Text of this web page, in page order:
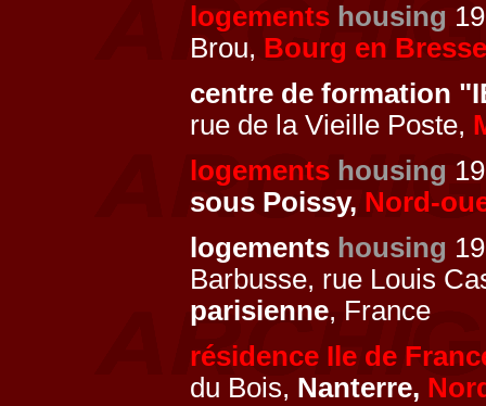
logements housing
Brou, Bourg en Bresse
centre de formation
rue de la Vieille Poste,
logements housing
sous Poissy, Nord-
logements housing
Barbusse, rue Louis
parisienne, France
résidence Ile de
du Bois, Nanterre,